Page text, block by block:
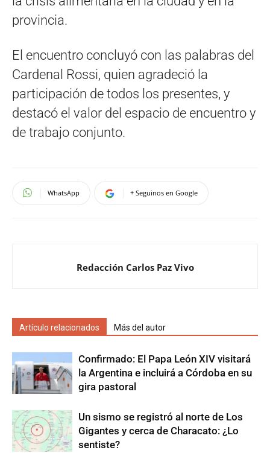
provincia.
El encuentro concluyó con las palabras del
Cardenal Rossi, quien agradeció la
participación de todos los presentes, y
destacó el valor del espacio de encuentro y
de trabajo conjunto.
WhatsApp + Seguinos en Google
Redacción Carlos Paz Vivo
Artículo relacionados Más del autor
Confirmado: El Papa León XIV visitará
la Argentina e incluirá a Córdoba en su
gira pastoral
Un sismo se registró al norte de Los
Gigantes y cerca de Characato: ¿Lo
sentiste?